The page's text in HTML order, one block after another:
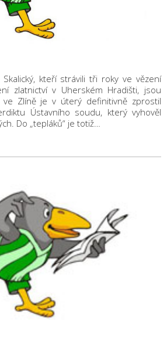
kteří strávili tři roky ve vězení
zlatnictví v Uherském Hradišti, jsou
ve Zlíně je v úterý definitivně zprostil
Ústavního soudu, který vyhověl
Do „tepláků“ je totiž…